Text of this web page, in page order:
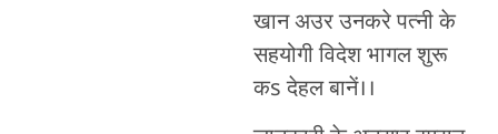
खान अउर उनकरे पत्नी के
सहयोगी विदेश भागल शुरू
कs देहल बानें।।